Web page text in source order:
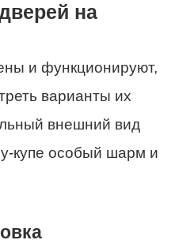
на
и функционируют,
варианты их
внешний вид
купе особый шарм и